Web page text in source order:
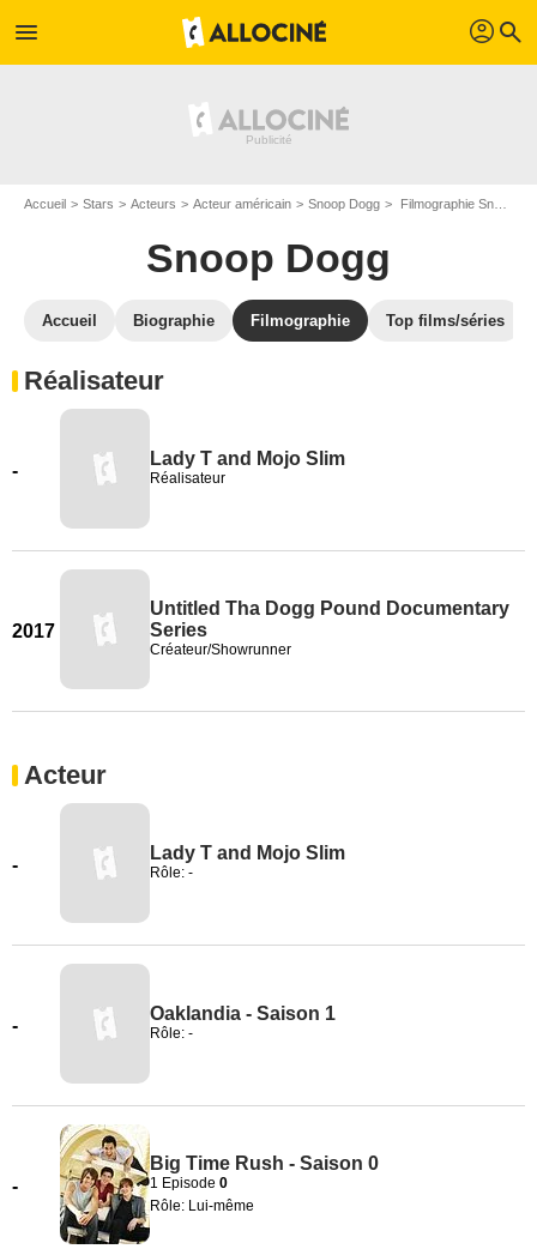
menu profil search
Accueil Stars Acteurs Acteur américain Snoop Dogg Filmographie Snoop Dogg
Snoop Dogg
Accueil Biographie Filmographie Top films/séries
Réalisateur
-
Lady T and Mojo Slim
Réalisateur
2017
Untitled Tha Dogg Pound Documentary
Series
Créateur/Showrunner
Acteur
-
Lady T and Mojo Slim
Rôle: -
-
Oaklandia - Saison 1
Rôle: -
-
Big Time Rush - Saison 0
1 Episode 0
Rôle: Lui-même